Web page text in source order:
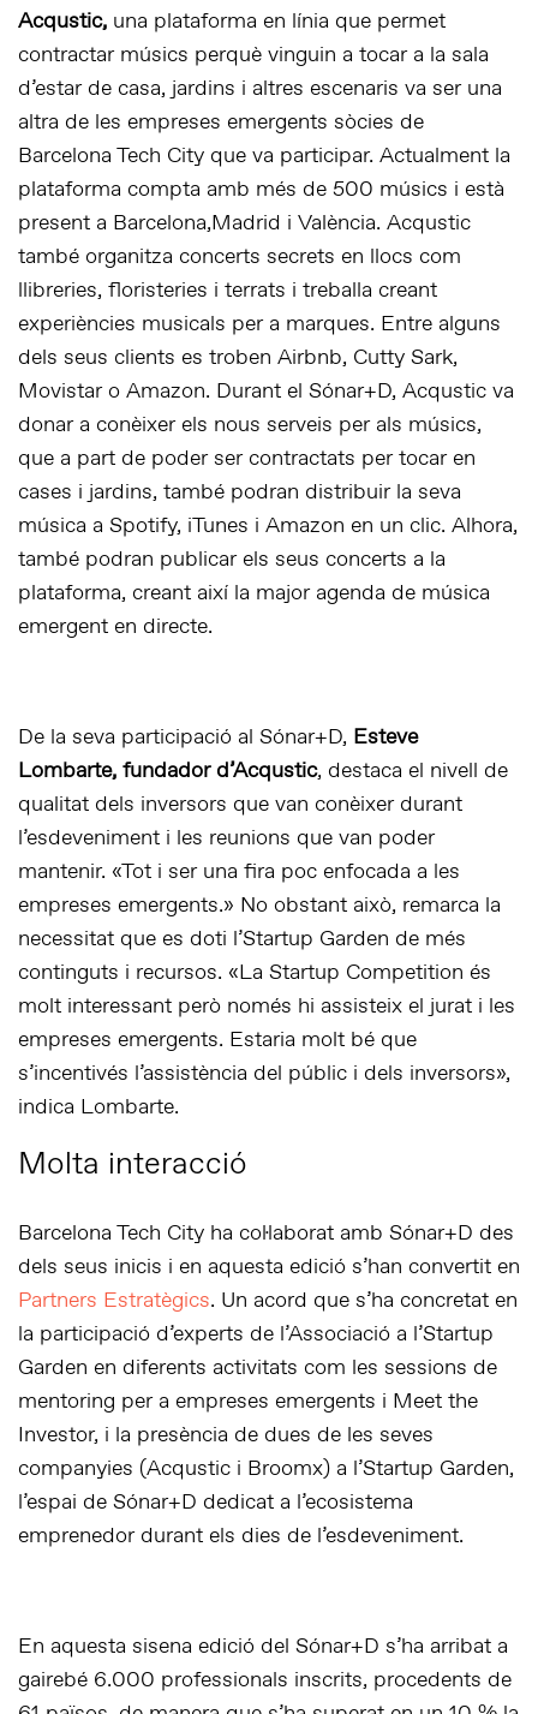
Acqustic, una plataforma en línia que permet
contractar músics perquè vinguin a tocar a la sala
d’estar de casa, jardins i altres escenaris va ser una
altra de les empreses emergents sòcies de
Barcelona Tech City que va participar. Actualment la
plataforma compta amb més de 500 músics i està
present a Barcelona,​Madrid i València. Acqustic
també organitza concerts secrets en llocs com
llibreries, floristeries i terrats i treballa creant
experiències musicals per a marques. Entre alguns
dels seus clients es troben Airbnb, Cutty Sark,
Movistar o Amazon. Durant el Sónar+D, Acqustic va
donar a conèixer els nous serveis per als músics,
que a part de poder ser contractats per tocar en
cases i jardins, també podran distribuir la seva
música a Spotify, iTunes i Amazon en un clic. Alhora,
també podran publicar els seus concerts a la
plataforma, creant així la major agenda de música
emergent en directe.
De la seva participació al Sónar+D, Esteve
Lombarte, fundador d’Acqustic, destaca el nivell de
qualitat dels inversors que van conèixer durant
l’esdeveniment i les reunions que van poder
mantenir. «Tot i ser una fira poc enfocada a les
empreses emergents.» No obstant això, remarca la
necessitat que es doti l’Startup Garden de més
continguts i recursos. «La Startup Competition és
molt interessant però només hi assisteix el jurat i les
empreses emergents. Estaria molt bé que
s’incentivés l’assistència del públic i dels inversors»,
indica Lombarte.
Molta interacció
Barcelona Tech City ha col·laborat amb Sónar+D des
dels seus inicis i en aquesta edició s’han convertit en
Partners Estratègics. Un acord que s’ha concretat en
la participació d’experts de l’Associació a l’Startup
Garden en diferents activitats com les sessions de
mentoring per a empreses emergents i Meet the
Investor, i la presència de dues de les seves
companyies (Acqustic i Broomx) a l’Startup Garden,
l’espai de Sónar+D dedicat a l’ecosistema
emprenedor durant els dies de l’esdeveniment.
En aquesta sisena edició del Sónar+D s’ha arribat a
gairebé 6.000 professionals inscrits, procedents de